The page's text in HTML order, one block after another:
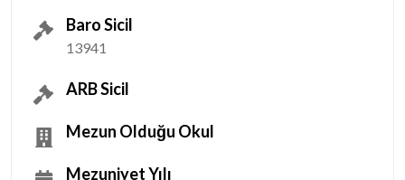
Baro Sicil
13941
ARB Sicil
Mezun Olduğu Okul
Mezuniyet Yılı